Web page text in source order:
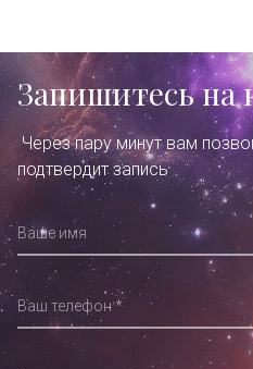
Запишитесь на
Через пару минут вам
подтвердит запись
Ваше имя
Ваш телефон